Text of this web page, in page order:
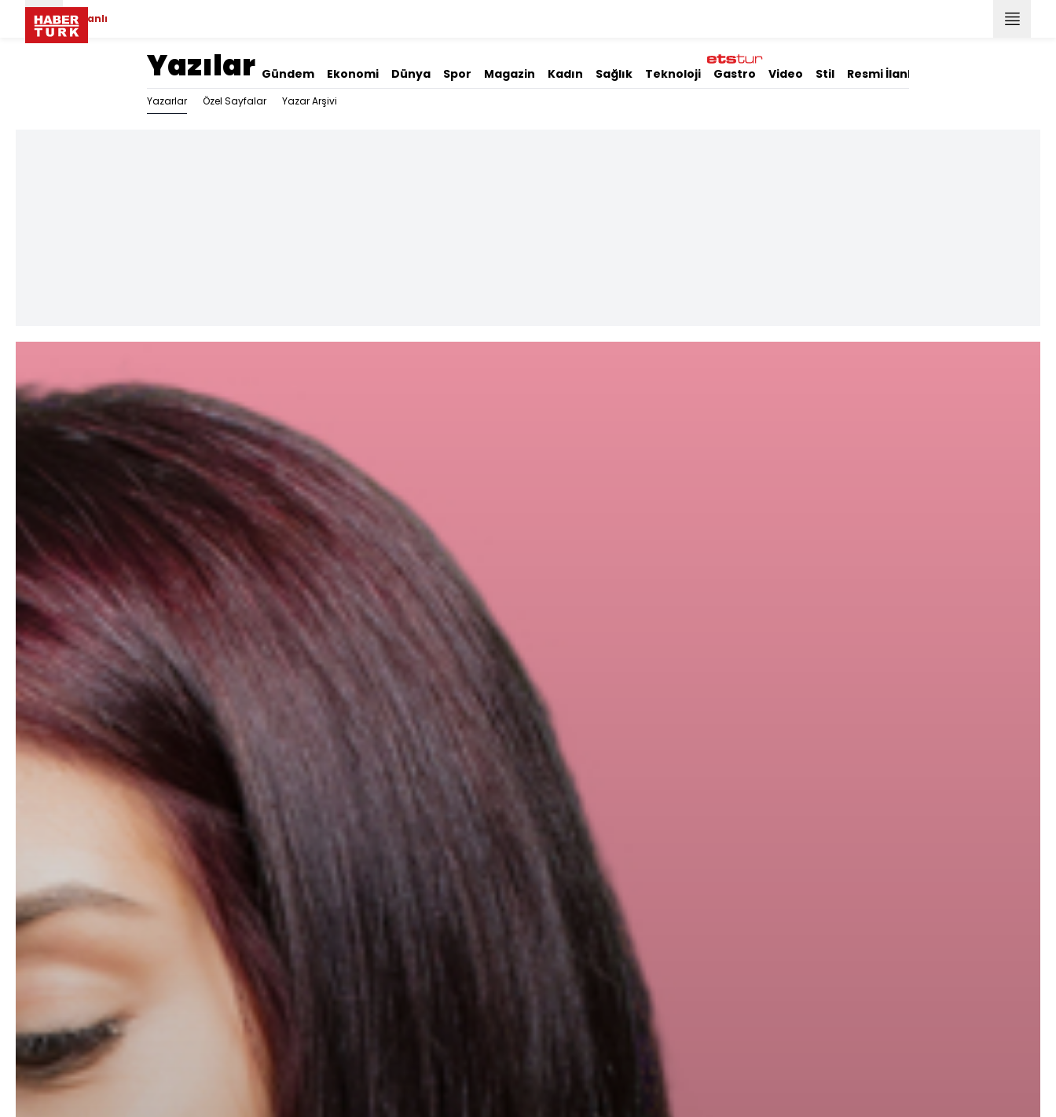
Canlı
Yazılar Gündem Ekonomi Dünya Spor Magazin Kadın Sağlık Teknoloji Gastro Video Stil Resmi İlanlar
Yazarlar Özel Sayfalar Yazar Arşivi